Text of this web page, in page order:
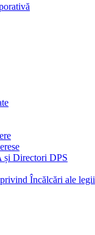
și Directori DPS
Încălcări ale legii